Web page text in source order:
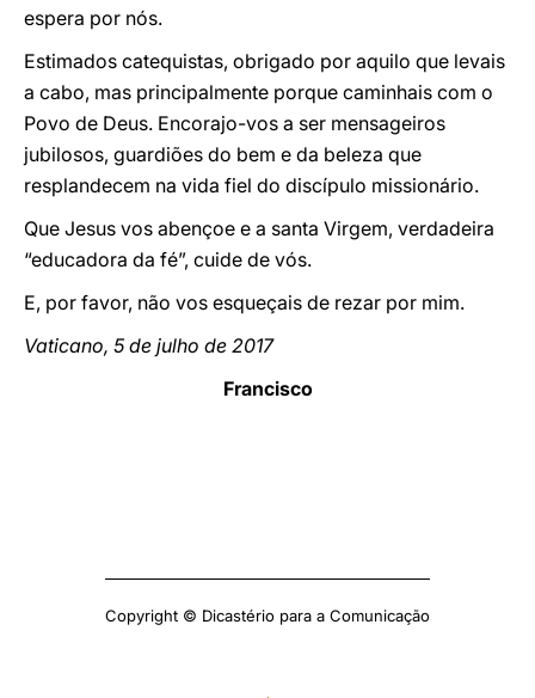
espera por nós.
Estimados catequistas, obrigado por aquilo que levais
a cabo, mas principalmente porque caminhais com o
Povo de Deus. Encorajo-vos a ser mensageiros
jubilosos, guardiões do bem e da beleza que
resplandecem na vida fiel do discípulo missionário.
Que Jesus vos abençoe e a santa Virgem, verdadeira
“educadora da fé”, cuide de vós.
E, por favor, não vos esqueçais de rezar por mim.
Vaticano, 5 de julho de 2017
Francisco
Copyright © Dicastério para a Comunicação